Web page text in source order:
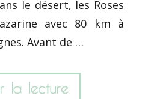
le désert, les Roses
avec 80 km à
Avant de …